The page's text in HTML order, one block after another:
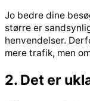
Jo bedre dine
større er
henvendelser.
mere trafik, men
2. Det er